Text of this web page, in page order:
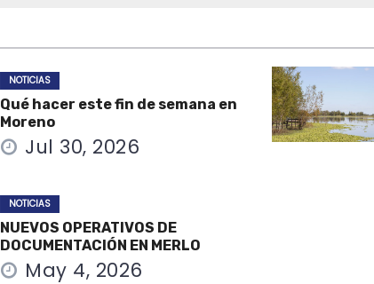
NOTICIAS
Qué hacer este fin de semana en
Moreno
Jul 30, 2026
NOTICIAS
NUEVOS OPERATIVOS DE
DOCUMENTACIÓN EN MERLO
May 4, 2026